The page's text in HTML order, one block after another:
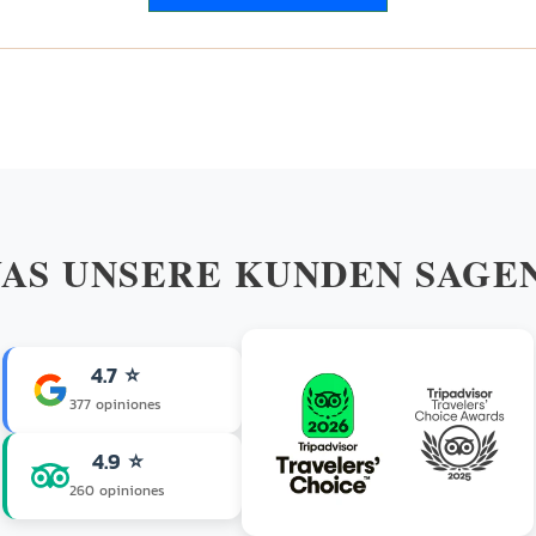
UNSERE KUNDEN
4.7 ⭐
377 opiniones
4.9 ⭐
260 opiniones